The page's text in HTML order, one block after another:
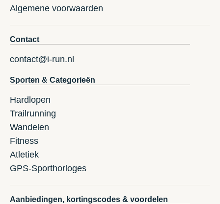
Algemene voorwaarden
Contact
contact@i-run.nl
Sporten & Categorieën
Hardlopen
Trailrunning
Wandelen
Fitness
Atletiek
GPS-Sporthorloges
Aanbiedingen, kortingscodes & voordelen